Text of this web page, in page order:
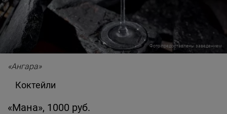
Фото предоставлены заведением
«Ангара»
Коктейли
«Мана», 1000 руб.